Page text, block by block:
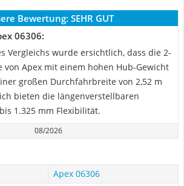
Bewertung: SEHR GUT
06306:
Vergleichs wurde ersichtlich, dass die 2-
von Apex mit einem hohen Hub-Gewicht
großen Durchfahrbreite von 2,52 m
bieten die längenverstellbaren
1.325 mm Flexibilität.
08/2026
Apex 06306